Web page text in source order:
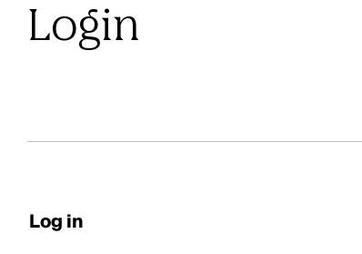
Login
Log in